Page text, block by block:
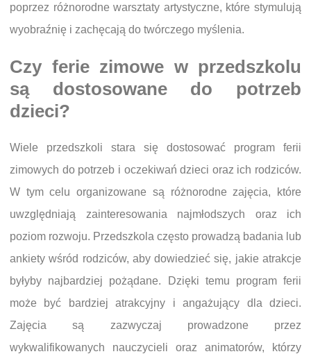
poprzez różnorodne warsztaty artystyczne, które stymulują
wyobraźnię i zachęcają do twórczego myślenia.
Czy ferie zimowe w przedszkolu
są dostosowane do potrzeb
dzieci?
Wiele przedszkoli stara się dostosować program ferii
zimowych do potrzeb i oczekiwań dzieci oraz ich rodziców.
W tym celu organizowane są różnorodne zajęcia, które
uwzględniają zainteresowania najmłodszych oraz ich
poziom rozwoju. Przedszkola często prowadzą badania lub
ankiety wśród rodziców, aby dowiedzieć się, jakie atrakcje
byłyby najbardziej pożądane. Dzięki temu program ferii
może być bardziej atrakcyjny i angażujący dla dzieci.
Zajęcia są zazwyczaj prowadzone przez
wykwalifikowanych nauczycieli oraz animatorów, którzy